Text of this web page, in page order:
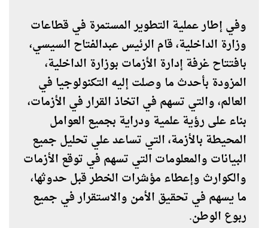
وفي إطار عملية التطوير المستمرة في قطاعات
وزارة الداخلية، قام الرئيس عبدالفتاح السيسي،
بافتتاح غرفة إدارة الأزمات بوزارة الداخلية،
المزودة بأحدث ما وصلت إليه التكنولوجيا في
العالم، والتي تسهم في اتخاذ القرار في الأزمات،
بناء على رؤية علمية ودراية بجميع العوامل
المحيطة بالأزمة، التي تساعد علي تحليل جميع
البيانات والمعلومات التي تسهم في توقع الأزمات
والكوارث وإعطاء مؤشرات الخطر قبل حدوثها،
ما يسهم في تحقيق الأمن والاستقرار في جميع
ربوع الوطن.